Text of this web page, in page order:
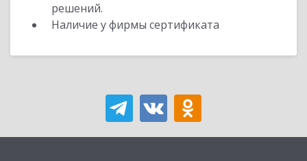
решений.
Наличие у фирмы сертификата